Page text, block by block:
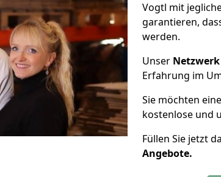
Vogtl mit
garantieren,
werden.
Unser Netzwerk
Erfahrung im
Sie möchten eine
kostenlose und
Füllen Sie jetzt
Angebote.